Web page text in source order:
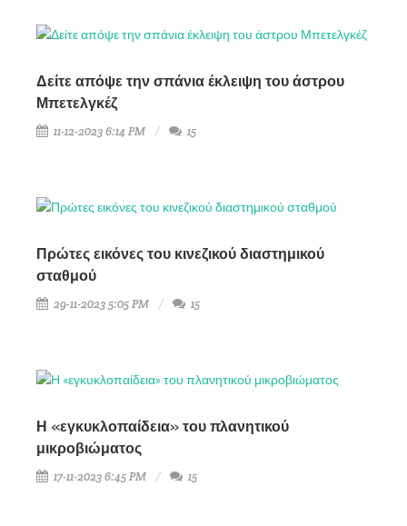
Δείτε απόψε την σπάνια έκλειψη του άστρου
Μπετελγκέζ
11-12-2023 6:14 PM 15
Πρώτες εικόνες του κινεζικού διαστημικού
σταθμού
29-11-2023 5:05 PM 15
Η «εγκυκλοπαίδεια» του πλανητικού
μικροβιώματος
17-11-2023 6:45 PM 15